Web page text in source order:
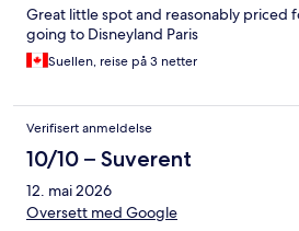
Great little spot and reasonably priced
going to Disneyland Paris
Suellen, reise på 3 netter
Verifisert anmeldelse
10/10 – Suverent
12. mai 2026
Oversett med Google